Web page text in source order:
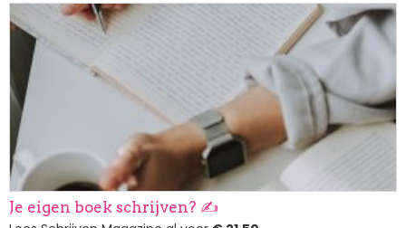
Afbeelding
Je eigen boek schrijven? ✍️